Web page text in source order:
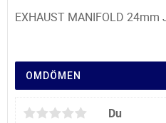
EXHAUST MANIFOLD 24mm
OMDÖMEN
Du